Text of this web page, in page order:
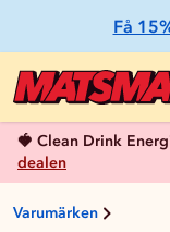
Få
🍓 Clean Drink
dealen
Varumärken